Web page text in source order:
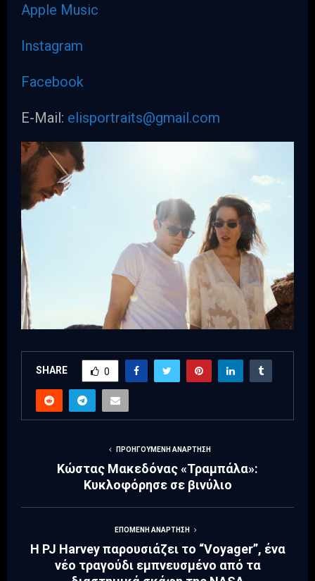
Apple Music
Instagram
Facebook
E-Mail: elisportraits@gmail.com
SHARE 0
ΠΡΟΗΓΟΎΜΕΝΗ ΑΝΆΡΤΗΣΗ
Κώστας Μακεδόνας «Τραμπάλα»:
Kυκλοφόρησε σε βινύλιο
ΕΠΌΜΕΝΗ ΑΝΆΡΤΗΣΗ
Η PJ Harvey παρουσιάζει το “Voyager”, ένα
νέο τραγούδι εμπνευσμένο από τα